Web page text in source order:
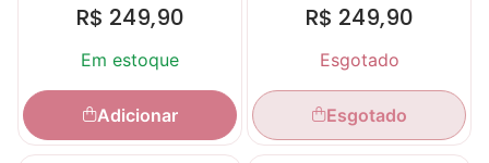
R$ 249,90
Em estoque
Adicionar
R$ 249,90
Esgotado
Esgotado